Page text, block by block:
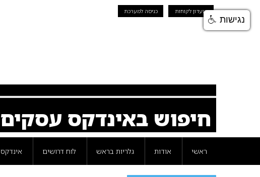
מועדון לקוחות כניסה למערכת
חיפוש באינדקס עסקים
ראשי אודות גלריות בראש לוח דרושים אינדקס
נגישות